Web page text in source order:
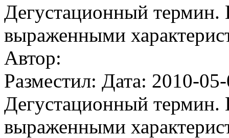
Дегустационный термин.
выраженными
Автор:
Разместил: Дата: 2010-
Дегустационный термин.
выраженными